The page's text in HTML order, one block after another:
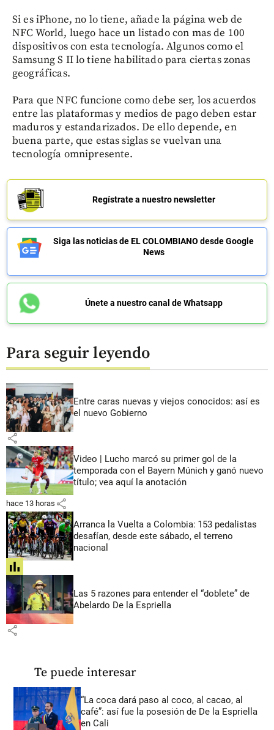
Si es iPhone, no lo tiene, añade la página web de
NFC World, luego hace un listado con mas de 100
dispositivos con esta tecnología. Algunos como el
Samsung S II lo tiene habilitado para ciertas zonas
geográficas.
Para que NFC funcione como debe ser, los acuerdos
entre las plataformas y medios de pago deben estar
maduros y estandarizados. De ello depende, en
buena parte, que estas siglas se vuelvan una
tecnología omnipresente.
Regístrate a nuestro newsletter
Siga las noticias de EL COLOMBIANO desde Google
News
Únete a nuestro canal de Whatsapp
Para seguir leyendo
Entre caras nuevas y viejos conocidos: así es
el nuevo Gobierno
share
Video | Lucho marcó su primer gol de la
temporada con el Bayern Múnich y ganó nuevo
título; vea aquí la anotación
hace 13 horas share
Arranca la Vuelta a Colombia: 153 pedalistas
desafían, desde este sábado, el terreno
nacional
share
Las 5 razones para entender el “doblete” de
Abelardo De la Espriella
share
Te puede interesar
“La coca dará paso al coco, al cacao, al
café”: así fue la posesión de De la Espriella
en Cali